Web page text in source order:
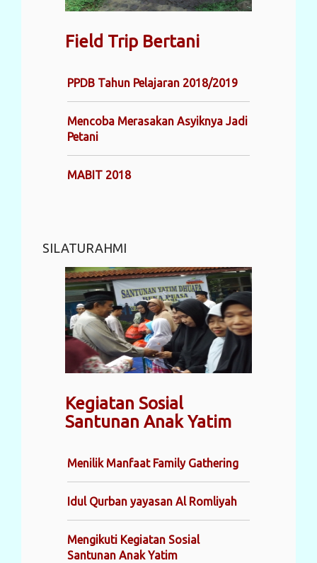
Field Trip Bertani
PPDB Tahun Pelajaran 2018/2019
Mencoba Merasakan Asyiknya Jadi
Petani
MABIT 2018
SILATURAHMI
Kegiatan Sosial
Santunan Anak Yatim
Menilik Manfaat Family Gathering
Idul Qurban yayasan Al Romliyah
Mengikuti Kegiatan Sosial
Santunan Anak Yatim